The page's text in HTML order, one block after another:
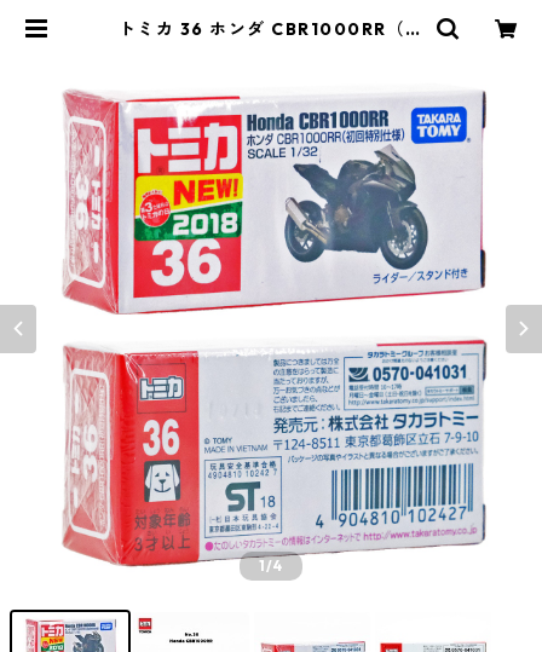
トミカ 36 ホンダ CBR1000RR（初
1/4